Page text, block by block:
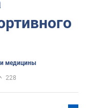
медицины
228